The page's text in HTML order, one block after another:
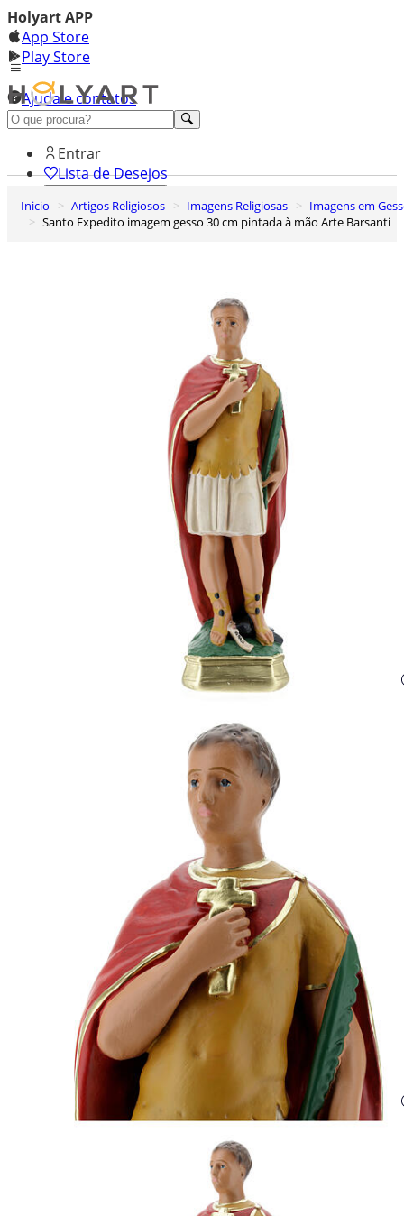
Holyart APP
App Store
Play Store
Ajuda e contatos
Conheça premium
Entrar
Lista de Desejos
0
Carrinho de Compras
Inicio Artigos Religiosos Imagens Religiosas
Imagens em
Santo Expedito imagem gesso 30 cm pintada à mão Arte Barsanti